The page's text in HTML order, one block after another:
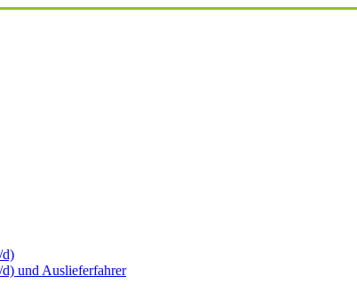
d)
und Auslieferfahrer